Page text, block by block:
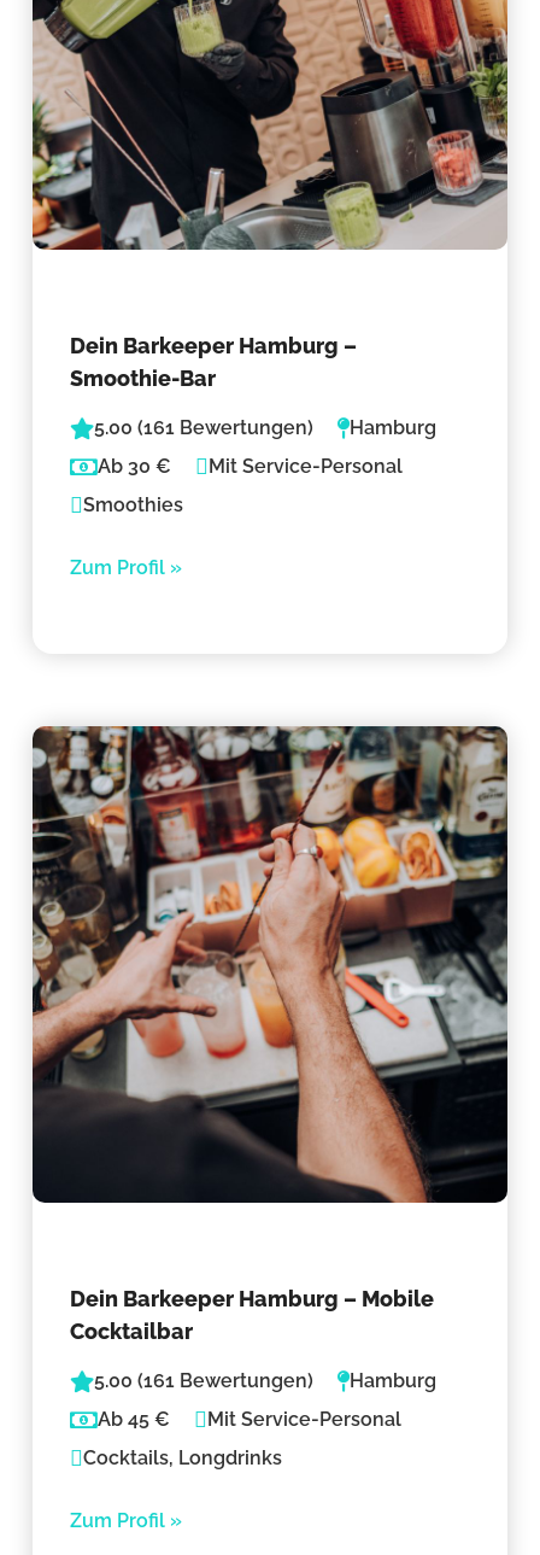
Dein Barkeeper Hamburg –
Smoothie-Bar
5.00 (161 Bewertungen)
Hamburg
Ab 30 €
Mit Service-Personal
Smoothies
Zum Profil »
Dein Barkeeper Hamburg – Mobile
Cocktailbar
5.00 (161 Bewertungen)
Hamburg
Ab 45 €
Mit Service-Personal
Cocktails, Longdrinks
Zum Profil »